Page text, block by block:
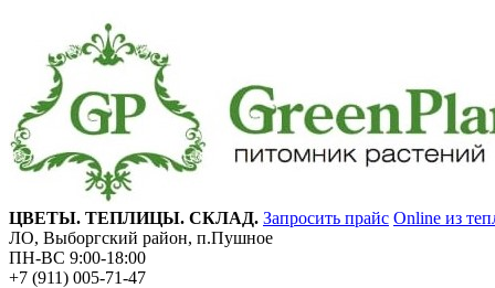
ЦВЕТЫ. ТЕПЛИЦЫ. СКЛАД. Запросить прайс Online из
ЛО, Выборгский район, п.Пушное
ПН-ВС 9:00-18:00
+7 (911) 005-71-47